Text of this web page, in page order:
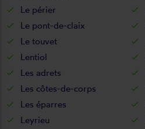
Le périer
Le pont-de-claix
Le touvet
Lentiol
Les adrets
Les côtes-de-corps
Les éparres
Leyrieu